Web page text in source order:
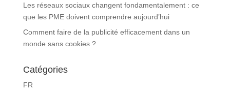
Les réseaux sociaux changent fondamentalement : ce
que les PME doivent comprendre aujourd’hui
Comment faire de la publicité efficacement dans un
monde sans cookies ?
Catégories
FR